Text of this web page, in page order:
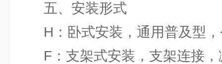
五、安装形式
H：卧式安装，通用普及型，
F：支架式安装，支架连接，